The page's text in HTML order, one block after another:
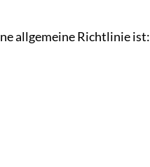
allgemeine Richtlinie ist: